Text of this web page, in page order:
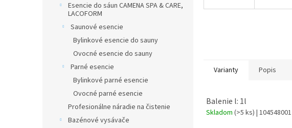
Esencie do sáun CAMENA SPA & CARE,
LACOFORM
Saunové esencie
Bylinkové esencie do sauny
Ovocné esencie do sauny
Parné esencie
Bylinkové parné esencie
Ovocné parné esencie
Profesionálne náradie na čistenie
Bazénové vysávače
Varianty Popis
Balenie l: 1l
Skladom (>5 ks) | 104548001